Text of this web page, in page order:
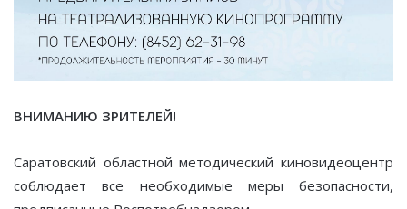
ВНИМАНИЮ ЗРИТЕЛЕЙ!
Саратовский областной методический киновидеоцентр
соблюдает все необходимые меры безопасности,